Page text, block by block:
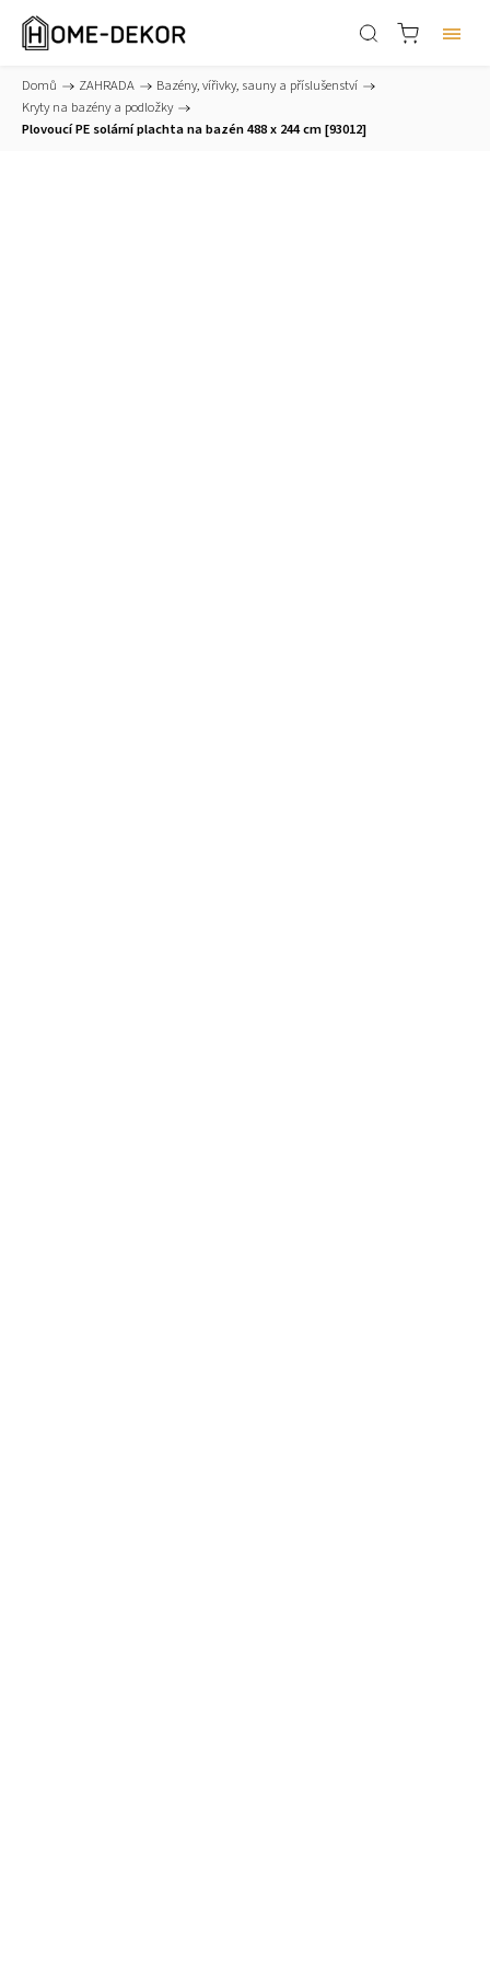
Domů / ZAHRADA / Bazény, vířivky, sauny a příslušenství /
Kryty na bazény a podložky /
Plovoucí PE solární plachta na bazén 488 x 244 cm [93012]